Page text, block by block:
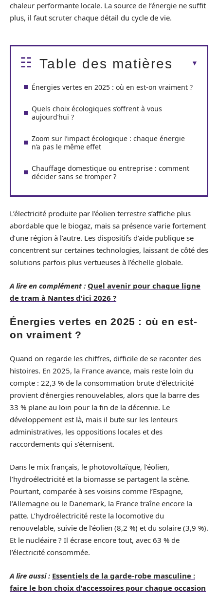
chaleur performante locale. La source de l’énergie ne suffit
plus, il faut scruter chaque détail du cycle de vie.
Table des matières
Énergies vertes en 2025 : où en est-on vraiment ?
Quels choix écologiques s’offrent à vous
aujourd’hui ?
Zoom sur l’impact écologique : chaque énergie
n’a pas le même effet
Chauffage domestique ou entreprise : comment
décider sans se tromper ?
L’électricité produite par l’éolien terrestre s’affiche plus
abordable que le biogaz, mais sa présence varie fortement
d’une région à l’autre. Les dispositifs d’aide publique se
concentrent sur certaines technologies, laissant de côté des
solutions parfois plus vertueuses à l’échelle globale.
A lire en complément : Quel avenir pour chaque ligne
de tram à Nantes d'ici 2026 ?
Énergies vertes en 2025 : où en est-
on vraiment ?
Quand on regarde les chiffres, difficile de se raconter des
histoires. En 2025, la France avance, mais reste loin du
compte : 22,3 % de la consommation brute d’électricité
provient d’énergies renouvelables, alors que la barre des
33 % plane au loin pour la fin de la décennie. Le
développement est là, mais il bute sur les lenteurs
administratives, les oppositions locales et des
raccordements qui s’éternisent.
Dans le mix français, le photovoltaïque, l’éolien,
l’hydroélectricité et la biomasse se partagent la scène.
Pourtant, comparée à ses voisins comme l’Espagne,
l’Allemagne ou le Danemark, la France traîne encore la
patte. L’hydroélectricité reste la locomotive du
renouvelable, suivie de l’éolien (8,2 %) et du solaire (3,9 %).
Et le nucléaire ? Il écrase encore tout, avec 63 % de
l’électricité consommée.
A lire aussi : Essentiels de la garde-robe masculine :
faire le bon choix d'accessoires pour chaque occasion